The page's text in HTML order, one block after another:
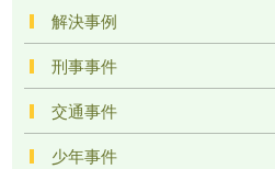
解決事例
刑事事件
交通事件
少年事件